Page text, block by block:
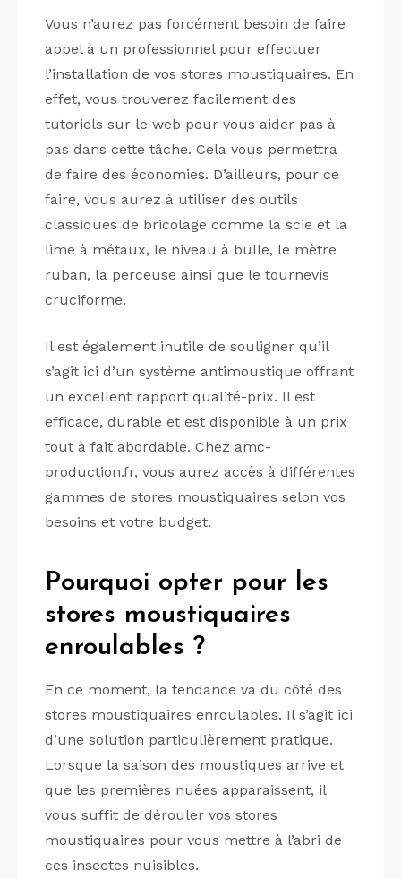
Vous n’aurez pas forcément besoin de faire
appel à un professionnel pour effectuer
l’installation de vos stores moustiquaires. En
effet, vous trouverez facilement des
tutoriels sur le web pour vous aider pas à
pas dans cette tâche. Cela vous permettra
de faire des économies. D’ailleurs, pour ce
faire, vous aurez à utiliser des outils
classiques de bricolage comme la scie et la
lime à métaux, le niveau à bulle, le mètre
ruban, la perceuse ainsi que le tournevis
cruciforme.
Il est également inutile de souligner qu’il
s’agit ici d’un système antimoustique offrant
un excellent rapport qualité-prix. Il est
efficace, durable et est disponible à un prix
tout à fait abordable. Chez amc-
production.fr, vous aurez accès à différentes
gammes de stores moustiquaires selon vos
besoins et votre budget.
Pourquoi opter pour les
stores moustiquaires
enroulables ?
En ce moment, la tendance va du côté des
stores moustiquaires enroulables. Il s’agit ici
d’une solution particulièrement pratique.
Lorsque la saison des moustiques arrive et
que les premières nuées apparaissent, il
vous suffit de dérouler vos stores
moustiquaires pour vous mettre à l’abri de
ces insectes nuisibles.